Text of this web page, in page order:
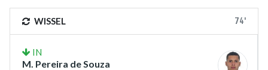
WISSEL 74'
IN
M. Pereira de Souza